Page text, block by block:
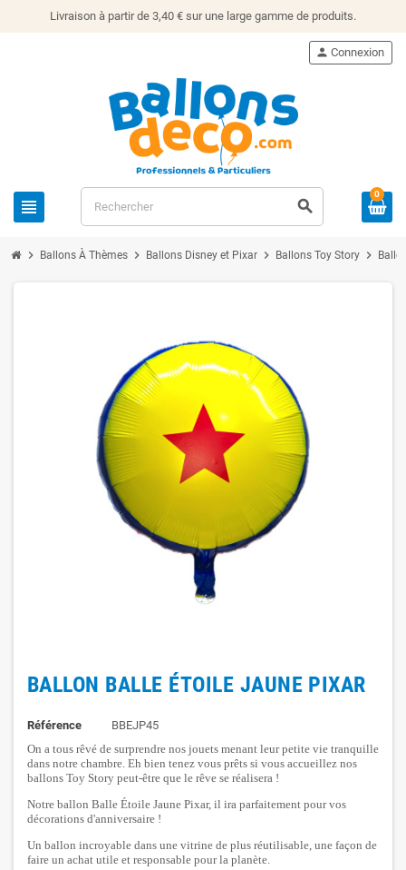
Livraison à partir de 3,40 € sur une large gamme de produits.
view_headline search
person Connexion
0
chevron_right Ballons À Thèmes chevron_right Ballons Disney et Pixar chevron_right Ballons Toy Story chevron_right
BALLON BALLE ÉTOILE JAUNE PIXAR
Référence
BBEJP45
On a tous rêvé de surprendre nos jouets menant leur petite vie tranquille
dans notre chambre. Eh bien tenez vous prêts si vous accueillez nos
ballons Toy Story peut-être que le rêve se réalisera !
Notre ballon Balle Étoile Jaune Pixar, il ira parfaitement pour vos
décorations d'anniversaire !
Un ballon incroyable dans une vitrine de plus réutilisable, une façon de
faire un achat utile et responsable pour la planète.